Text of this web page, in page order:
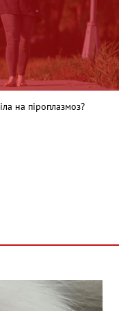
на піроплазмоз?